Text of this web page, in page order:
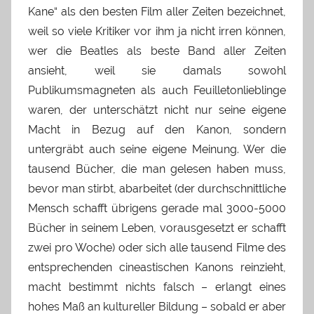
Kane“ als den besten Film aller Zeiten bezeichnet,
weil so viele Kritiker vor ihm ja nicht irren können,
wer die Beatles als beste Band aller Zeiten
ansieht, weil sie damals sowohl
Publikumsmagneten als auch Feuilletonlieblinge
waren, der unterschätzt nicht nur seine eigene
Macht in Bezug auf den Kanon, sondern
untergräbt auch seine eigene Meinung. Wer die
tausend Bücher, die man gelesen haben muss,
bevor man stirbt, abarbeitet (der durchschnittliche
Mensch schafft übrigens gerade mal 3000-5000
Bücher in seinem Leben, vorausgesetzt er schafft
zwei pro Woche) oder sich alle tausend Filme des
entsprechenden cineastischen Kanons reinzieht,
macht bestimmt nichts falsch – erlangt eines
hohes Maß an kultureller Bildung – sobald er aber